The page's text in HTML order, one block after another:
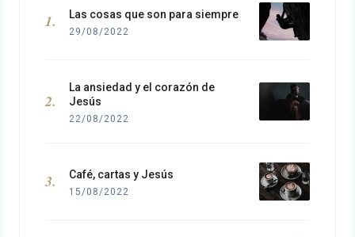
Las cosas que son para siempre
29/08/2022
La ansiedad y el corazón de
Jesús
22/08/2022
Café, cartas y Jesús
15/08/2022